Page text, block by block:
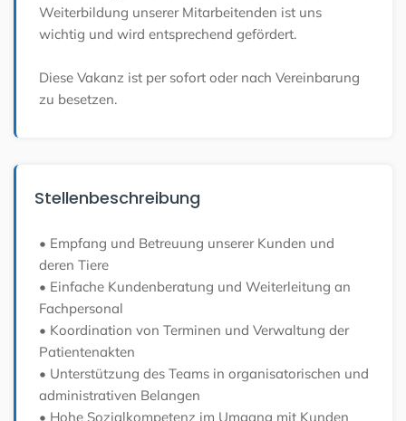
Weiterbildung unserer Mitarbeitenden ist uns
wichtig und wird entsprechend gefördert.
Diese Vakanz ist per sofort oder nach Vereinbarung
zu besetzen.
Stellenbeschreibung
• Empfang und Betreuung unserer Kunden und
deren Tiere
• Einfache Kundenberatung und Weiterleitung an
Fachpersonal
• Koordination von Terminen und Verwaltung der
Patientenakten
• Unterstützung des Teams in organisatorischen und
administrativen Belangen
• Hohe Sozialkompetenz im Umgang mit Kunden